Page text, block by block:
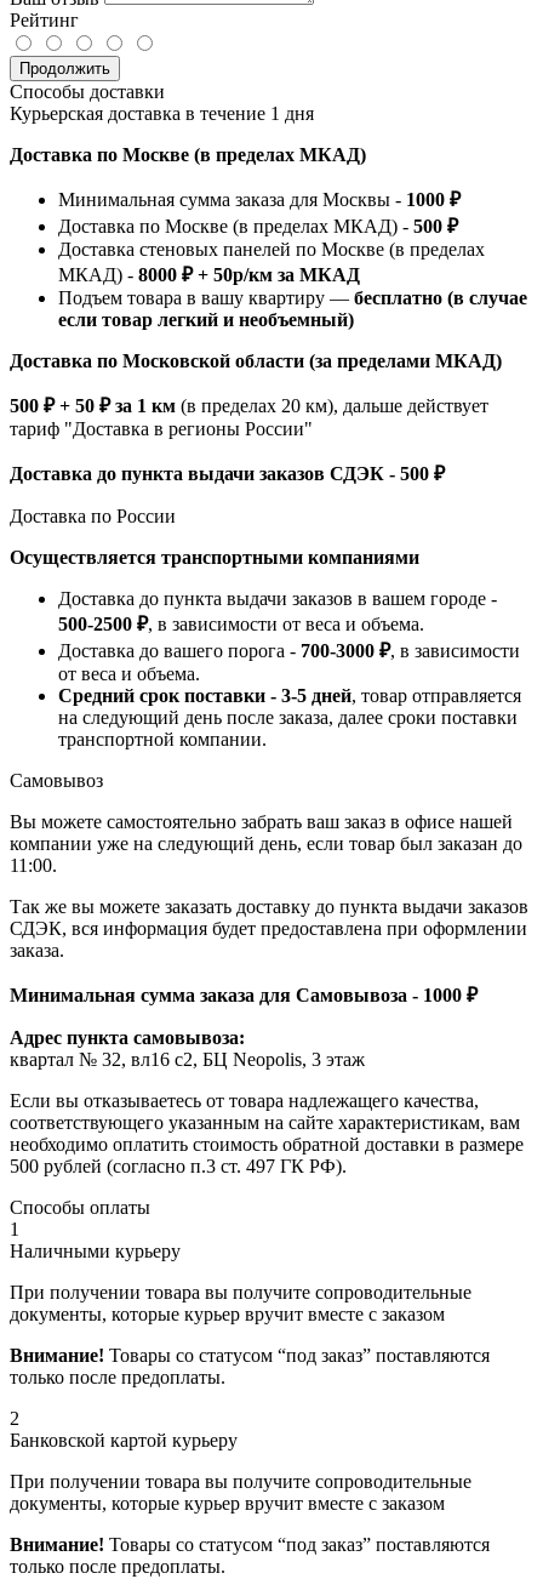
Рейтинг
Продолжить
Способы доставки
Курьерская доставка в течение 1 дня
Доставка по Москве (в пределах МКАД)
Минимальная сумма заказа для Москвы - 1000 ₽
Доставка по Москве (в пределах МКАД) - 500 ₽
Доставка стеновых панелей по Москве (в пределах
МКАД) - 8000 ₽ + 50р/км за МКАД
Подъем товара в вашу квартиру — бесплатно (в случае
если товар легкий и необъемный)
Доставка по Московской области (за пределами МКАД)
500 ₽ + 50 ₽ за 1 км (в пределах 20 км), дальше действует
тариф "Доставка в регионы России"
Доставка до пункта выдачи заказов СДЭК - 500 ₽
Доставка по России
Осуществляется транспортными компаниями
Доставка до пункта выдачи заказов в вашем городе -
500-2500 ₽, в зависимости от веса и объема.
Доставка до вашего порога - 700-3000 ₽, в зависимости
от веса и объема.
Средний срок поставки - 3-5 дней, товар отправляется
на следующий день после заказа, далее сроки поставки
транспортной компании.
Самовывоз
Вы можете самостоятельно забрать ваш заказ в офисе нашей
компании уже на следующий день, если товар был заказан до
11:00.
Так же вы можете заказать доставку до пункта выдачи заказов
СДЭК, вся информация будет предоставлена при оформлении
заказа.
Минимальная сумма заказа для Самовывоза - 1000 ₽
Адрес пункта самовывоза:
квартал № 32, вл16 с2, БЦ Neopolis, 3 этаж
Если вы отказываетесь от товара надлежащего качества,
соответствующего указанным на сайте характеристикам, вам
необходимо оплатить стоимость обратной доставки в размере
500 рублей (согласно п.3 ст. 497 ГК РФ).
Способы оплаты
1
Наличными курьеру
При получении товара вы получите сопроводительные
документы, которые курьер вручит вместе с заказом
Внимание! Товары со статусом “под заказ” поставляются
только после предоплаты.
2
Банковской картой курьеру
При получении товара вы получите сопроводительные
документы, которые курьер вручит вместе с заказом
Внимание! Товары со статусом “под заказ” поставляются
только после предоплаты.